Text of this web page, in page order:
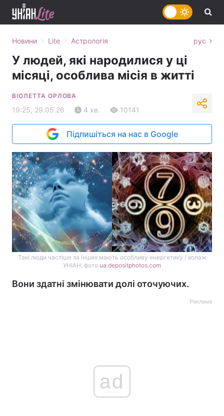
Новини › Lite › Астрологія рус
У людей, які народилися у ці
місяці, особлива місія в житті
ВІОЛЕТТА ОРЛОВА
19:25, 29.05.26 4 хв. 10141
Підпишіться на нас в Google
Такі люди частіше за інших мають особливу енергетику / колаж
УНІАН, фото ua.depositphotos.com
Вони здатні змінювати долі оточуючих.
Реклама
ad